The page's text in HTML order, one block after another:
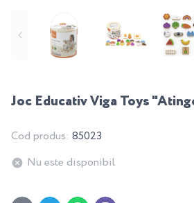
Joc Educativ Viga Toys
Cod produs: 85023
Nu este disponibil